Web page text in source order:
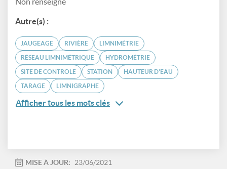
Autre(s) :
JAUGEAGE RIVIÈRE LIMNIMÉTRIE
RÉSEAU LIMNIMÉTRIQUE HYDROMÉTRIE
SITE DE CONTRÔLE STATION HAUTEUR D'EAU
TARAGE LIMNIGRAPHE
Afficher tous les mots clés
MISE À JOUR:
23/06/2021